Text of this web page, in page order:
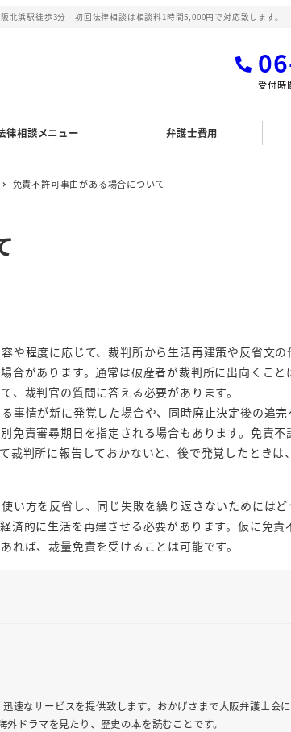
浜駅徒歩3分 初回法律相談は相談料1時間5,000円で対応致します。
受付時
律相談メニュー 弁護士費用
免責不許可事由がある場合について
や程度に応じて、裁判所から生活再建策や反省文の
合があります。通常は破産者が裁判所に出向くこと
裁判官の質問に答える必要があります。
事情が新に発覚した場合や、同時廃止決定後の追完
免責審尋期日を指定される場合もあります。免責不
裁判所に報告しておかないと、後で発覚したときは
い方を反省し、同じ失敗を繰り返さないためには
済的に生活を再建させる必要があります。仮に免責
ば、裁量免責を受けることは可能です。
速なサービスを提供致します。おかげさまで大阪弁護士会
ドラマを見たり、歴史の本を読むことです。